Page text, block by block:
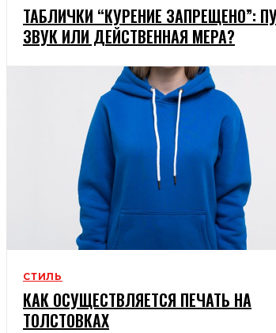
ТАБЛИЧКИ “КУРЕНИЕ ЗАПРЕЩЕНО”:
ЗВУК ИЛИ ДЕЙСТВЕННАЯ МЕРА?
СТИЛЬ
КАК ОСУЩЕСТВЛЯЕТСЯ ПЕЧАТЬ НА
ТОЛСТОВКАХ